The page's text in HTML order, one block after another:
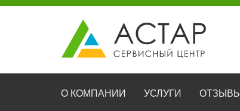
О КОМПАНИИ УСЛУГИ ОТЗЫВЫ